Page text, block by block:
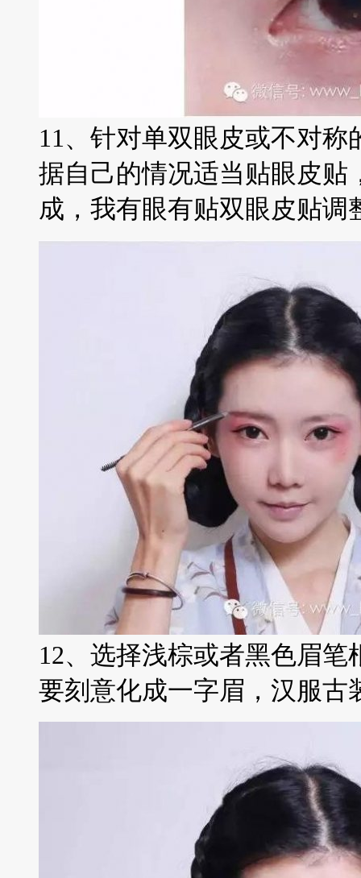
11、针对单双眼皮或不对
据自己的情况适当贴眼皮贴
成，我有眼有贴双眼皮贴调
12、选择浅棕或者黑色眉
要刻意化成一字眉，汉服古